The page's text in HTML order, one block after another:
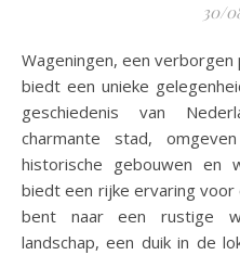
30/
Wageningen, een verborgen parel in de provincie Friesland,
biedt een unieke
geschiedenis van
charmante stad,
historische gebouwen en
biedt een rijke ervaring
bent naar een rustige
landschap, een duik in de